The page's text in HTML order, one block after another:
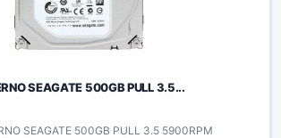
SEAGATE 500GB PULL 3.5...
SEAGATE 500GB PULL 3.5 5900RPM